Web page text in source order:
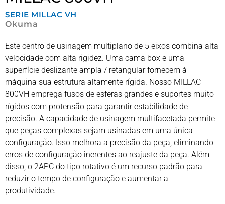
SERIE MILLAC VH
Okuma
Este centro de usinagem multiplano de 5 eixos combina alta
velocidade com alta rigidez. Uma cama box e uma
superfície deslizante ampla / retangular fornecem à
máquina sua estrutura altamente rígida. Nosso MILLAC
800VH emprega fusos de esferas grandes e suportes muito
rígidos com protensão para garantir estabilidade de
precisão. A capacidade de usinagem multifacetada permite
que peças complexas sejam usinadas em uma única
configuração. Isso melhora a precisão da peça, eliminando
erros de configuração inerentes ao reajuste da peça. Além
disso, o 2APC do tipo rotativo é um recurso padrão para
reduzir o tempo de configuração e aumentar a
produtividade.